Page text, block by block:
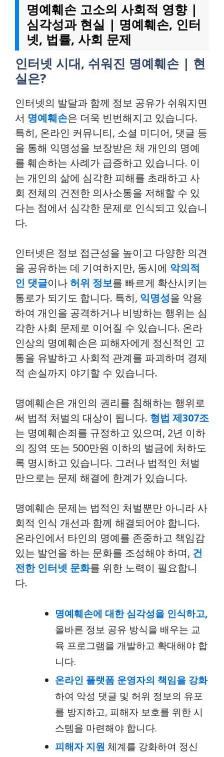
명예훼손 고소의 사회적 영향 |
심각성과 현실 | 명예훼손, 인터
넷, 법률, 사회 문제
인터넷 시대, 쉬워진 명예훼손 | 현
실은?
인터넷의 발달과 함께 정보 공유가 쉬워지면
서 명예훼손은 더욱 빈번해지고 있습니다.
특히, 온라인 커뮤니티, 소셜 미디어, 댓글 등
을 통해 익명성을 보장받은 채 개인의 명예
를 훼손하는 사례가 급증하고 있습니다. 이
는 개인의 삶에 심각한 피해를 초래하고 사
회 전체의 건전한 의사소통을 저해할 수 있
다는 점에서 심각한 문제로 인식되고 있습니
다.
인터넷은 정보 접근성을 높이고 다양한 의견
을 공유하는 데 기여하지만, 동시에 악의적
인 댓글이나 허위 정보를 빠르게 확산시키는
통로가 되기도 합니다. 특히, 익명성을 악용
하여 개인을 공격하거나 비방하는 행위는 심
각한 사회 문제로 이어질 수 있습니다. 온라
인상의 명예훼손은 피해자에게 정신적인 고
통을 유발하고 사회적 관계를 파괴하며 경제
적 손실까지 야기할 수 있습니다.
명예훼손은 개인의 권리를 침해하는 행위로
써 법적 처벌의 대상이 됩니다. 형법 제307조
는 명예훼손죄를 규정하고 있으며, 2년 이하
의 징역 또는 500만원 이하의 벌금에 처하도
록 명시하고 있습니다. 그러나 법적인 처벌
만으로는 문제 해결에 한계가 있습니다.
명예훼손 문제는 법적인 처벌뿐만 아니라 사
회적 인식 개선과 함께 해결되어야 합니다.
온라인에서 타인의 명예를 존중하고 책임감
있는 발언을 하는 문화를 조성해야 하며, 건
전한 인터넷 문화를 위한 노력이 필요합니
다.
명예훼손에 대한 심각성을 인식하고,
올바른 정보 공유 방식을 배우는 교
육 프로그램을 개발하고 확대해야 합
니다.
온라인 플랫폼 운영자의 책임을 강화
하여 악성 댓글 및 허위 정보의 유포
를 방지하고, 피해자 보호를 위한 시
스템을 마련해야 합니다.
피해자 지원 체계를 강화하여 정신